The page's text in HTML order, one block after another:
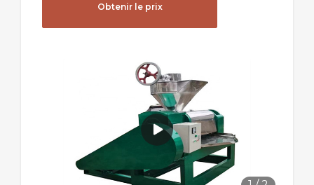
Obtenir le prix